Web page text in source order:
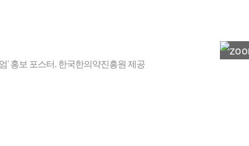
’ 홍보 포스터. 한국한의약진흥원 제공